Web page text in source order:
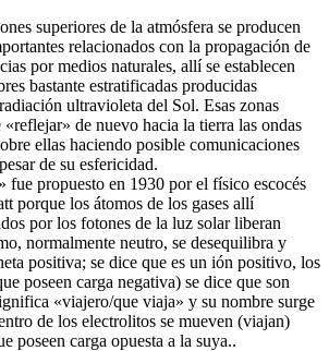
superiores de la atmósfera se producen
relacionados con la propagación de
por medios naturales, allí se establecen
bastante estratificadas producidas
ultravioleta del Sol. Esas zonas
de nuevo hacia la tierra las ondas
ellas haciendo posible comunicaciones
de su esfericidad.
fue propuesto en 1930 por el físico escocés
porque los átomos de los gases allí
por los fotones de la luz solar liberan
normalmente neutro, se desequilibra y
positiva; se dice que es un ión positivo, los
poseen carga negativa) se dice que son
«viajero/que viaja» y su nombre surge
de los electrolitos se mueven (viajan)
poseen carga opuesta a la suya..